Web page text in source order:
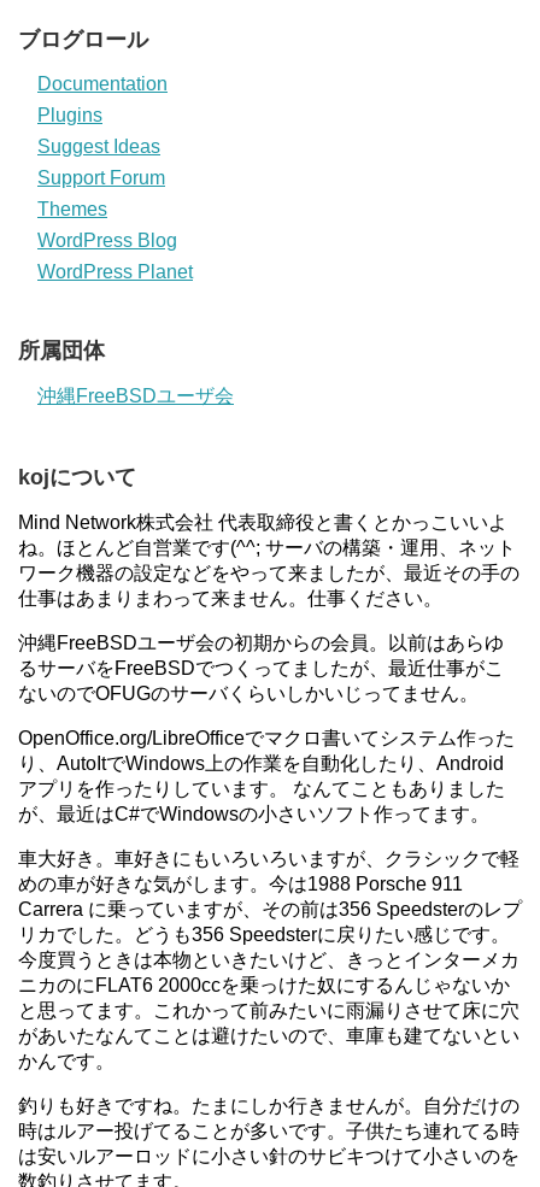
ブログロール
Documentation
Plugins
Suggest Ideas
Support Forum
Themes
WordPress Blog
WordPress Planet
所属団体
沖縄FreeBSDユーザ会
kojについて
Mind Network株式会社 代表取締役と書くとかっこいいよ
ね。ほとんど自営業です(^^; サーバの構築・運用、ネット
ワーク機器の設定などをやって来ましたが、最近その手の
仕事はあまりまわって来ません。仕事ください。
沖縄FreeBSDユーザ会の初期からの会員。以前はあらゆ
るサーバをFreeBSDでつくってましたが、最近仕事がこ
ないのでOFUGのサーバくらいしかいじってません。
OpenOffice.org/LibreOfficeでマクロ書いてシステム作った
り、AutoItでWindows上の作業を自動化したり、Android
アプリを作ったりしています。 なんてこともありました
が、最近はC#でWindowsの小さいソフト作ってます。
車大好き。車好きにもいろいろいますが、クラシックで軽
めの車が好きな気がします。今は1988 Porsche 911
Carrera に乗っていますが、その前は356 Speedsterのレプ
リカでした。どうも356 Speedsterに戻りたい感じです。
今度買うときは本物といきたいけど、きっとインターメカ
ニカのにFLAT6 2000ccを乗っけた奴にするんじゃないか
と思ってます。これかって前みたいに雨漏りさせて床に穴
があいたなんてことは避けたいので、車庫も建てないとい
かんです。
釣りも好きですね。たまにしか行きませんが。自分だけの
時はルアー投げてることが多いです。子供たち連れてる時
は安いルアーロッドに小さい針のサビキつけて小さいのを
数釣りさせてます。